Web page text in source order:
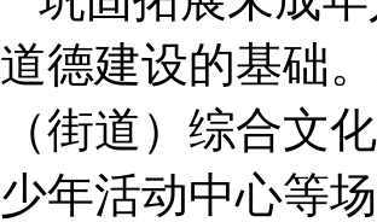
道德建设的基础
（街道）综合文
少年活动中心等